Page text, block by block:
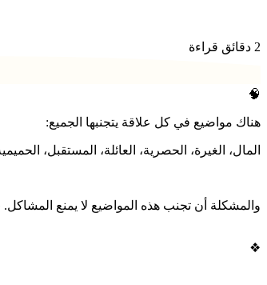
2 دقائق قراءة
🧠
هناك مواضيع في كل علاقة يتجنبها الجميع:
المال، الغيرة، الحصرية، العائلة، المستقبل،
والمشكلة أن تجنب هذه المواضيع لا يمنع المشاكل.
❖